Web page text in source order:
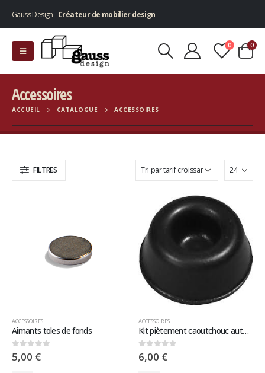
Gauss Design -Créateur de mobilier design
0 0
Accessoires
ACCUEIL CATALOGUE ACCESSOIRES
FILTRES
ACCESSOIRES
Aimants toles de fonds
0sur 5
5,00 €
ACCESSOIRES
Kit piètement caoutchouc auto-adhésif (lot de 4)
0sur 5
6,00 €